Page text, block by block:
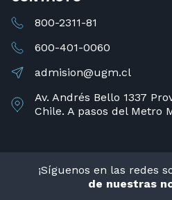
800-2311-81
600-401-0060
admision@ugm.cl
Av. Andrés Bello 1337
Chile. A pasos del Metro
¡Síguenos en las redes
de nuestras